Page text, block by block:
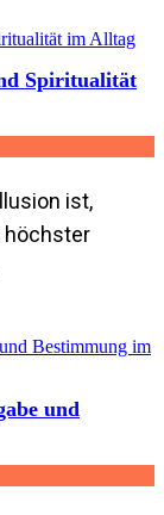
Spiritualität
ist,
höchster
und